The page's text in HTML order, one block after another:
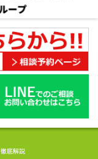
底解説